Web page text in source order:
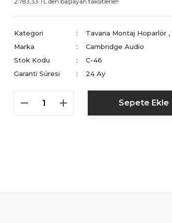
Kategori Tavana Montaj Hoparlör ,
Marka
Cambridge Audio
Stok Kodu
C-46
Garanti Süresi
24 Ay
Sepete Ekle